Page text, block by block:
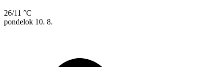
26/11 °C
pondelok 10. 8.